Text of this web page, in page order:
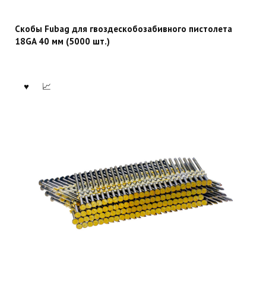
Скобы Fubag для гвоздескобозабивного пистолета
18GA 40 мм (5000 шт.)